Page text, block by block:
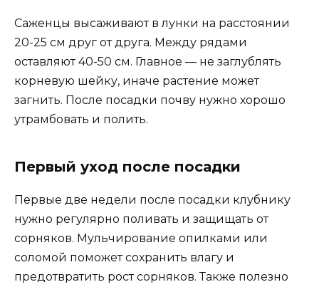
Саженцы высаживают в лунки на расстоянии
20-25 см друг от друга. Между рядами
оставляют 40-50 см. Главное — не заглублять
корневую шейку, иначе растение может
загнить. После посадки почву нужно хорошо
утрамбовать и полить.
Первый уход после посадки
Первые две недели после посадки клубнику
нужно регулярно поливать и защищать от
сорняков. Мульчирование опилками или
соломой поможет сохранить влагу и
предотвратить рост сорняков. Также полезно